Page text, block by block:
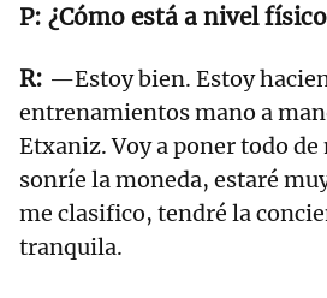
¿Cómo está a nivel
—Estoy bien. Estoy
entrenamientos mano a
Etxaniz. Voy a poner todo
sonríe la moneda, estaré
me clasifico, tendré la
tranquila.